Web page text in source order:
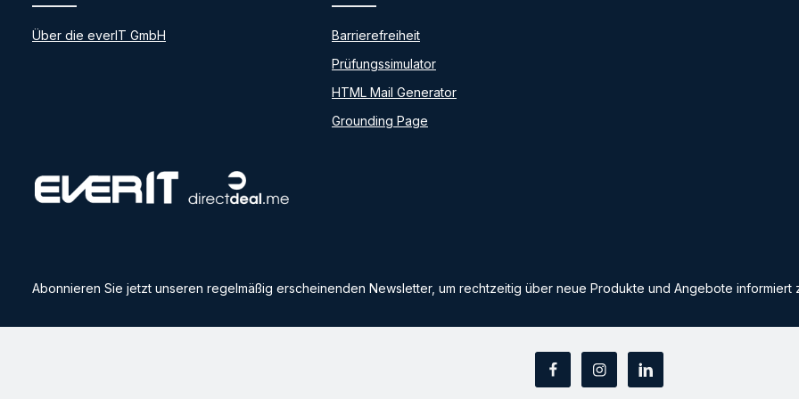
Über die everIT GmbH
Barrierefreiheit
Prüfungssimulator
HTML Mail Generator
Grounding Page
Abonnieren Sie jetzt unseren regelmäßig erscheinenden Newsletter, um rechtzeitig über neue Produkte und Angebote informiert